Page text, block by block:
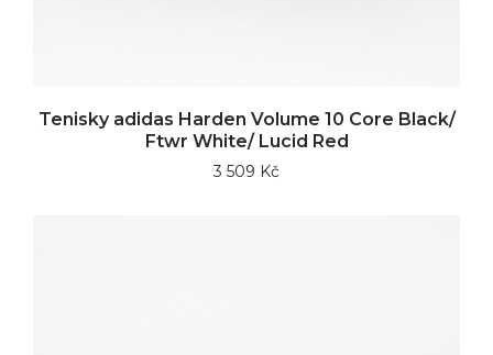
Tenisky adidas Harden Volume 10 Core Black/
Ftwr White/ Lucid Red
3 509 Kč